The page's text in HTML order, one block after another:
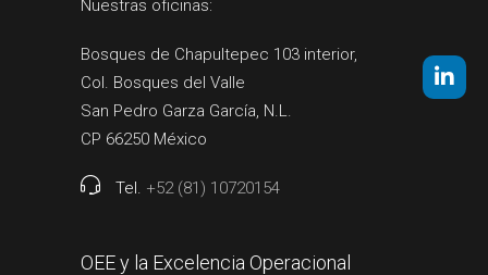
Nuestras oficinas:
Bosques de Chapultepec 103 interior,
Col. Bosques del Valle
San Pedro Garza García, N.L.
CP 66250 México
Tel. +52 (81) 10720154
OEE y la Excelencia Operacional